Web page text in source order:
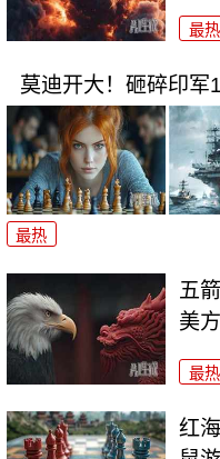
最热
莫迪开大！砸碎印军
最热
五
美
最热
红